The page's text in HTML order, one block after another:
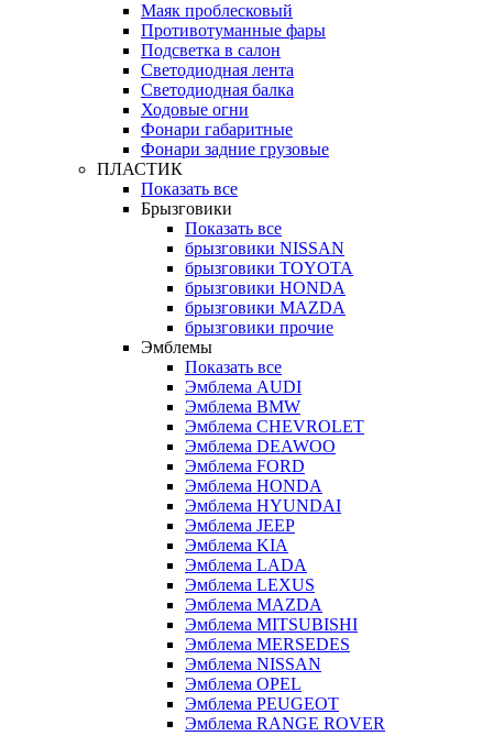
Маяк проблесковый
Противотуманные фары
Подсветка в салон
Светодиодная лента
Светодиодная балка
Ходовые огни
Фонари габаритные
Фонари задние грузовые
ПЛАСТИК
Показать все
Брызговики
Показать все
брызговики NISSAN
брызговики TOYOTA
брызговики HONDA
брызговики MAZDA
брызговики прочие
Эмблемы
Показать все
Эмблема AUDI
Эмблема BMW
Эмблема CHEVROLET
Эмблема DEAWOO
Эмблема FORD
Эмблема HONDA
Эмблема HYUNDAI
Эмблема JEEP
Эмблема KIA
Эмблема LADA
Эмблема LEXUS
Эмблема MAZDA
Эмблема MITSUBISHI
Эмблема MERSEDES
Эмблема NISSAN
Эмблема OPEL
Эмблема PEUGEOT
Эмблема RANGE ROVER